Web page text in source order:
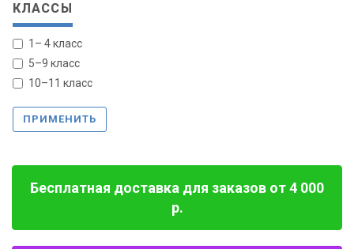
КЛАССЫ
1– 4 класс
5–9 класс
10–11 класс
ПРИМЕНИТЬ
Бесплатная доставка для заказов от 4 000
р.